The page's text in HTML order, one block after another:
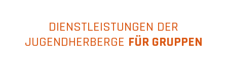
DIENSTLEISTUNGEN DER
JUGENDHERBERGE FÜR GRUPPEN